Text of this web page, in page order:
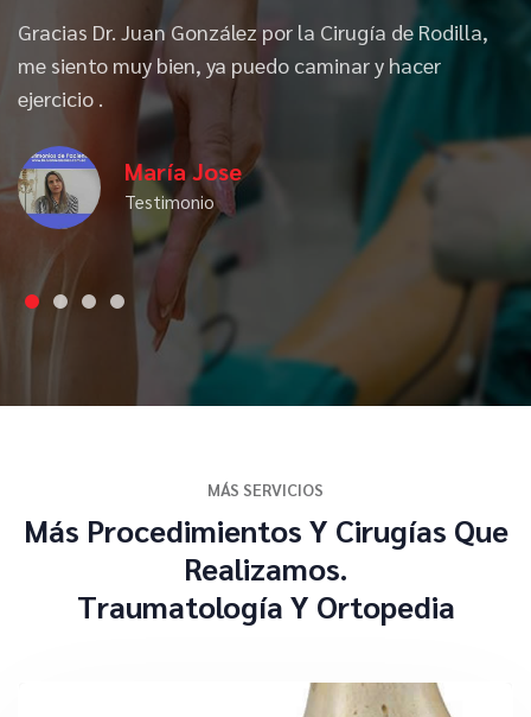
Gracias Dr. Juan González por la Cirugía de Rodilla,
me siento muy bien, ya puedo caminar y hacer
ejercicio .
María Jose
Testimonio
MÁS SERVICIOS
Más Procedimientos Y Cirugías Que
Realizamos.
Traumatología Y Ortopedia